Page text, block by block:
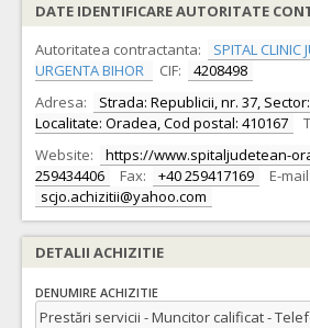
DATE IDENTIFICARE AUTORITATE
Autoritatea contractanta:
SPITAL CLINIC
URGENTA BIHOR
CIF:
4208498
Adresa:
Strada: Republicii, nr. 37,
Localitate: Oradea, Cod postal: 410167
Website:
https://www.spitaljudetean-
259434406
Fax: +40 259417169
E-mail:
scjo.achizitii@yahoo.com
DETALII ACHIZITIE
DENUMIRE ACHIZITIE
Prestări servicii - Muncitor calificat -